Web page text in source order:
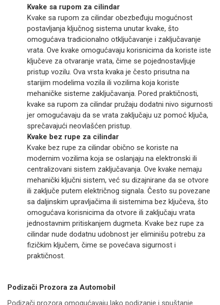
Kvake sa rupom za cilindar
Kvake sa rupom za cilindar obezbeđuju mogućnost
postavljanja ključnog sistema unutar kvake, što
omogućava tradicionalno otključavanje i zaključavanje
vrata. Ove kvake omogućavaju korisnicima da koriste iste
ključeve za otvaranje vrata, čime se pojednostavljuje
pristup vozilu. Ova vrsta kvaka je često prisutna na
starijim modelima vozila ili vozilima koja koriste
mehaničke sisteme zaključavanja. Pored praktičnosti,
kvake sa rupom za cilindar pružaju dodatni nivo sigurnosti
jer omogućavaju da se vrata zaključaju uz pomoć ključa,
sprečavajući neovlašćen pristup.
Kvake bez rupe za cilindar
Kvake bez rupe za cilindar obično se koriste na
modernim vozilima koja se oslanjaju na elektronski ili
centralizovani sistem zaključavanja. Ove kvake nemaju
mehanički ključni sistem, već su dizajnirane da se otvore
ili zaključe putem električnog signala. Često su povezane
sa daljinskim upravljačima ili sistemima bez ključeva, što
omogućava korisnicima da otvore ili zaključaju vrata
jednostavnim pritiskanjem dugmeta. Kvake bez rupe za
cilindar nude dodatnu udobnost jer eliminišu potrebu za
fizičkim ključem, čime se povećava sigurnost i
praktičnost.
Podizači Prozora za Automobil
Podizači prozora omogućavaju lako podizanje i spuštanje